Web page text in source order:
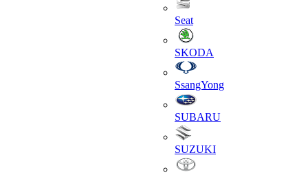
Seat
SKODA
SsangYong
SUBARU
SUZUKI